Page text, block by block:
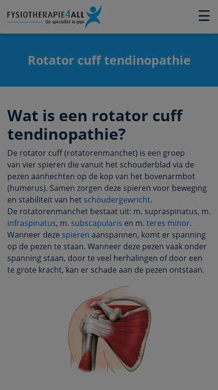
☰
×
Rotator cuff tendinopathie
Wat is een rotator cuff
tendinopathie?
De rotator cuff (rotatorenmanchet) is een groep
van vier spieren die vanuit het schouderblad via de
pezen aanhechten op de kop van het bovenarmbot
(humerus). Samen zorgen deze spieren voor beweging
en stabiliteit van het schoudergewricht.
De rotatorenmanchet bestaat uit: m. supraspinatus, m.
infraspinatus, m. subscapularis en m. teres minor.
Wanneer deze spieren aanspannen, komt er spanning
op de pezen te staan. Wanneer deze pezen vaak onder
spanning staan, door te veel herhalingen of door een
te grote kracht, kan er schade aan de pezen ontstaan.